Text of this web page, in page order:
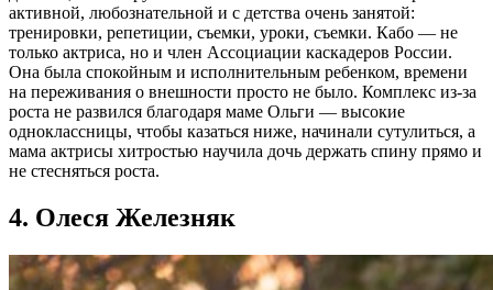
активной, любознательной и с детства очень занятой:
тренировки, репетиции, съемки, уроки, съемки. Кабо — не
только актриса, но и член Ассоциации каскадеров России.
Она была спокойным и исполнительным ребенком, времени
на переживания о внешности просто не было. Комплекс из-за
роста не развился благодаря маме Ольги — высокие
одноклассницы, чтобы казаться ниже, начинали сутулиться, а
мама актрисы хитростью научила дочь держать спину прямо и
не стесняться роста.
4. Олеся Железняк